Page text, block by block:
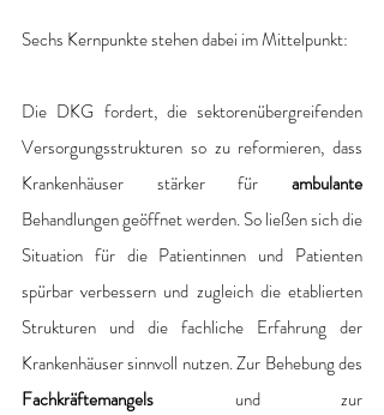
Sechs Kernpunkte stehen dabei im Mittelpunkt:
Die DKG fordert, die sektorenübergreifenden
Versorgungsstrukturen so zu reformieren, dass
Krankenhäuser stärker für
Behandlungen geöffnet werden. So ließen sich die
Situation für die Patientinnen und Patienten
spürbar verbessern und zugleich die etablierten
Strukturen und die fachliche Erfahrung der
Fachkräftemangels und zur